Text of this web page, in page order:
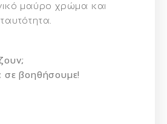
μαύρο χρώμα και
σε βοηθήσουμε!